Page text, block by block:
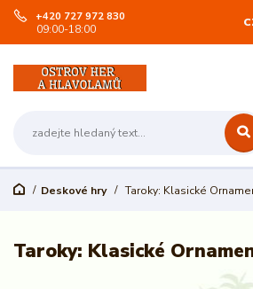
+420 727 972 830
09:00-18:00
Deskové hry Taroky: Klasické
Taroky: Klasické